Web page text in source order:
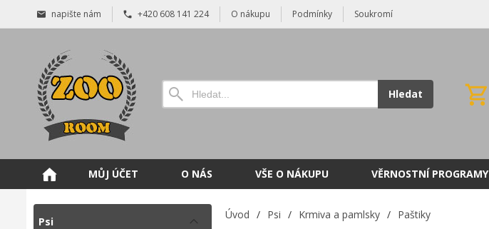
napište nám +420 608 141 224 O nákupu Podmínky Soukromí
Hledat
MŮJ ÚČET O NÁS VŠE O NÁKUPU VĚRNOSTNÍ PROGRAMY
Psi
Úvod / Psi / Krmiva a pamlsky / Paštiky